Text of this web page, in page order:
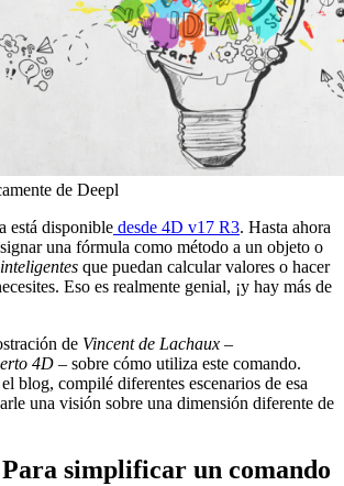
de Deepl
está disponible desde 4D v17 R3. Hasta ahora
una fórmula como método a un objeto o
inteligentes que puedan calcular valores o hacer
Eso es realmente genial, ¡y hay más de
de Vincent de Lachaux –
4D – sobre cómo utiliza este comando.
blog, compilé diferentes escenarios de esa
una visión sobre una dimensión diferente de
simplificar un comando